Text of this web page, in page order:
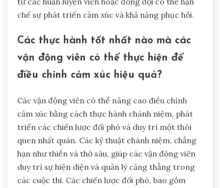
chế sự phát triển cảm xúc và khả năng phục hồi.
Các thực hành tốt nhất nào mà các
vận động viên có thể thực hiện để
điều chỉnh cảm xúc hiệu quả?
Các vận động viên có thể nâng cao điều chỉnh
cảm xúc bằng cách thực hành chánh niệm, phát
triển các chiến lược đối phó và duy trì một thói
quen nhất quán. Các kỹ thuật chánh niệm, chẳng
hạn như thiền và thở sâu, giúp các vận động viên
duy trì sự hiện diện và quản lý căng thẳng trong
các cuộc thi. Các chiến lược đối phó, bao gồm